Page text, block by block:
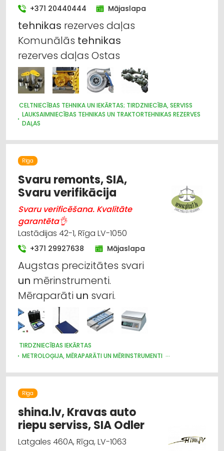
+371 20440444 Mājaslapa
tehnikas rezerves daļas
Komunālās tehnikas
rezerves daļas Ostas
CELTNIECĪBAS TEHNIKA UN IEKĀRTAS; TIRDZNIECĪBA, SERVISS
LAUKSAIMNIECĪBAS TEHNIKAS UN TRAKTORTEHNIKAS REZERVES
DAĻAS
MEŽKOPĪBAS UN MEŽIZSTRĀDES TEHNIKA
KRAVAS AUTO, APKOPE UN REZERVES DAĻAS
IEKRAUŠANAS UN IZKRAUŠANAS TEHNIKA
LAUKSAIMNIECĪBAS TEHNIKAS UN TRAKTORTEHNIKAS
LABOŠANA, REMONTS
DZINĒJI, MOTORI, TO REMONTS
TRAKTORTEHNIKAS UZRAUDZĪBA
OSTAS, KUĢU SATIKSME
Rīga
Svaru remonts, SIA,
Svaru verifikācija
Svaru verificēšana. Kvalitāte
garantēta👌
Lastādijas 42-1, Rīga LV-1050
+371 29927638 Mājaslapa
Augstas precizitātes svari
un mērinstrumenti.
Mēraparāti un svari.
TIRDZNIECĪBAS IEKĀRTAS
METROLOĢIJA, MĒRAPARĀTI UN MĒRINSTRUMENTI
INTERNETVEIKALI, E-KOMERCIJA
IEKRAUŠANAS UN IZKRAUŠANAS TEHNIKA
LABORATORIJAS IEKĀRTAS UN PIEDERUMI
LAUKSAIMNIECĪBAS PAKALPOJUMI
LAUKSAIMNIECĪBAS TEHNIKAS UN TRAKTORTEHNIKAS
TIRDZNIECĪBA
LAUKSAIMNIECĪBAS TEHNIKAS UN TRAKTORTEHNIKAS REZERVES
DAĻAS
Rīga
shina.lv, Kravas auto
riepu serviss, SIA Odler
Latgales 460A, Rīga, LV-1063